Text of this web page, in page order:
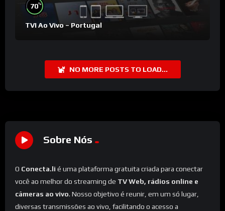
70%
TVI Ao Vivo – Portugal
NO MORE POSTS TO LOAD...
Sobre Nós
O Conecta.li é uma plataforma gratuita criada para conectar
você ao melhor do streaming de TV Web, rádios online e
câmeras ao vivo. Nosso objetivo é reunir, em um só lugar,
diversas transmissões ao vivo, facilitando o acesso a